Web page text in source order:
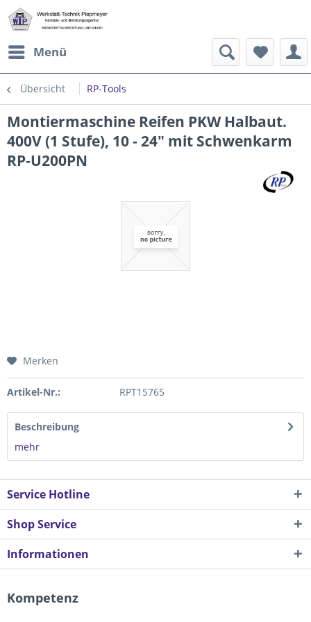
Menü
Übersicht RP-Tools
Montiermaschine Reifen PKW Halbaut.
400V (1 Stufe), 10 - 24" mit Schwenkarm
RP-U200PN
Merken
Artikel-Nr.: RPT15765
Beschreibung
mehr
Service Hotline
Shop Service
Informationen
Kompetenz